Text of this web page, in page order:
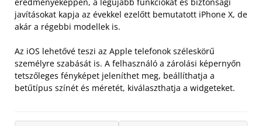
javításokat kapja az évekkel ezelőtt bemutatott iPhone X, de
akár a régebbi modellek is.
Az iOS lehetővé teszi az Apple telefonok széleskörű
személyre szabását is. A felhasználó a zárolási képernyőn
tetszőleges fényképet jeleníthet meg, beállíthatja a
betűtípus színét és méretét, kiválaszthatja a widgeteket.